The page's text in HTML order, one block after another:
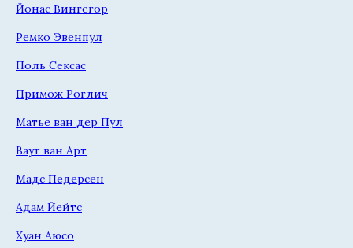
Йонас Вингегор
Ремко Эвенпул
Поль Сексас
Примож Роглич
Матье ван дер Пул
Ваут ван Арт
Мадс Педерсен
Адам Йейтс
Хуан Аюсо